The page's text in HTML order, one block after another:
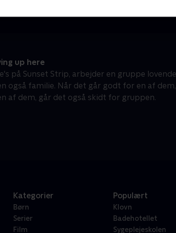
up here
på Sunset Strip, arbejder en gruppe
også familie. Når det går godt for en af
af dem, går det også skidt for gruppen.
Kategorier
Børn
Serier
Film
Populært
Klovn
Badehotellet
Sygeplejeskolen